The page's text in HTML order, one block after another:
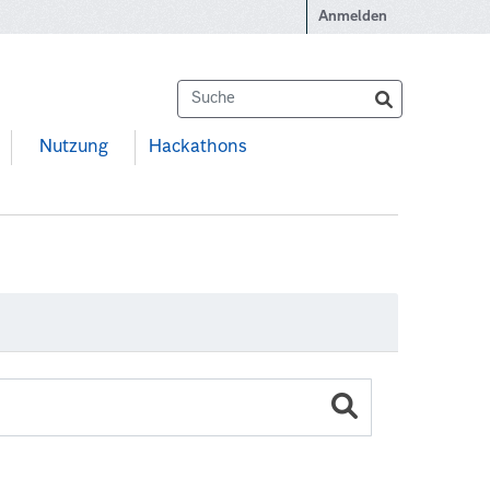
Anmelden
Nutzung Hackathons